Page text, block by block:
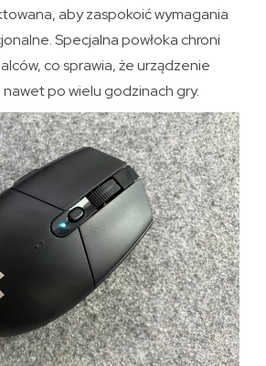
aby zaspokoić wymagania
Specjalna powłoka chroni
co sprawia, że urządzenie
po wielu godzinach gry.